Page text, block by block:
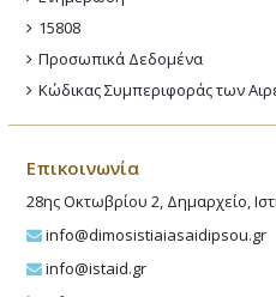
15808
Προσωπικά Δεδομένα
Κώδικας Συμπεριφοράς των
Επικοινωνία
28ης Οκτωβρίου 2, Δημαρχείο,
info@dimosistiaiasaidipsou.gr
info@istaid.gr